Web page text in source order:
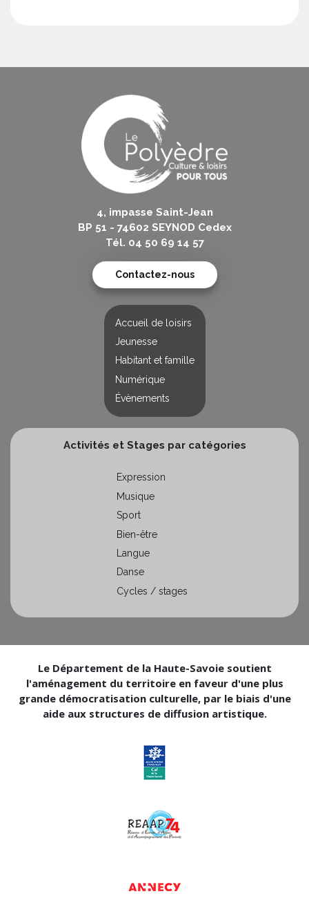
4, impasse Saint-Jean
BP 51 - 74602 SEYNOD Cedex
Tél. 04 50 69 14 57
Contactez-nous
Accueil de loisirs
Jeunesse
Habitant et famille
Numérique
Évènements
Activités et Stages par catégories
Expression
Musique
Sport
Bien-être
Langue
Danse
Cycles / stages
Le Département de la Haute-Savoie soutient
l'aménagement du territoire en faveur d'une plus
grande démocratisation culturelle, par le biais d'une
aide aux structures de diffusion artistique.